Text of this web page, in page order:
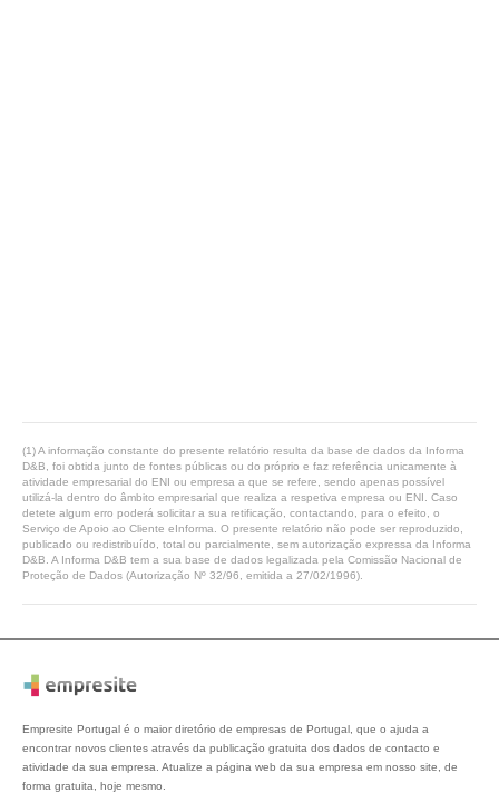
(1) A informação constante do presente relatório resulta da base de dados da Informa
D&B, foi obtida junto de fontes públicas ou do próprio e faz referência unicamente à
atividade empresarial do ENI ou empresa a que se refere, sendo apenas possível
utilizá-la dentro do âmbito empresarial que realiza a respetiva empresa ou ENI. Caso
detete algum erro poderá solicitar a sua retificação, contactando, para o efeito, o
Serviço de Apoio ao Cliente eInforma. O presente relatório não pode ser reproduzido,
publicado ou redistribuído, total ou parcialmente, sem autorização expressa da Informa
D&B. A Informa D&B tem a sua base de dados legalizada pela Comissão Nacional de
Proteção de Dados (Autorização Nº 32/96, emitida a 27/02/1996).
Empresite Portugal é o maior diretório de empresas de Portugal, que o ajuda a
encontrar novos clientes através da publicação gratuita dos dados de contacto e
atividade da sua empresa. Atualize a página web da sua empresa em nosso site, de
forma gratuita, hoje mesmo.